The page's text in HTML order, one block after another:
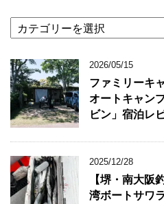
テ
リ
ー
2026/05/15
ファミリーキ
オートキャン
ビン」宿泊レ
2025/12/28
【堺・南大阪
湾ボートサワ